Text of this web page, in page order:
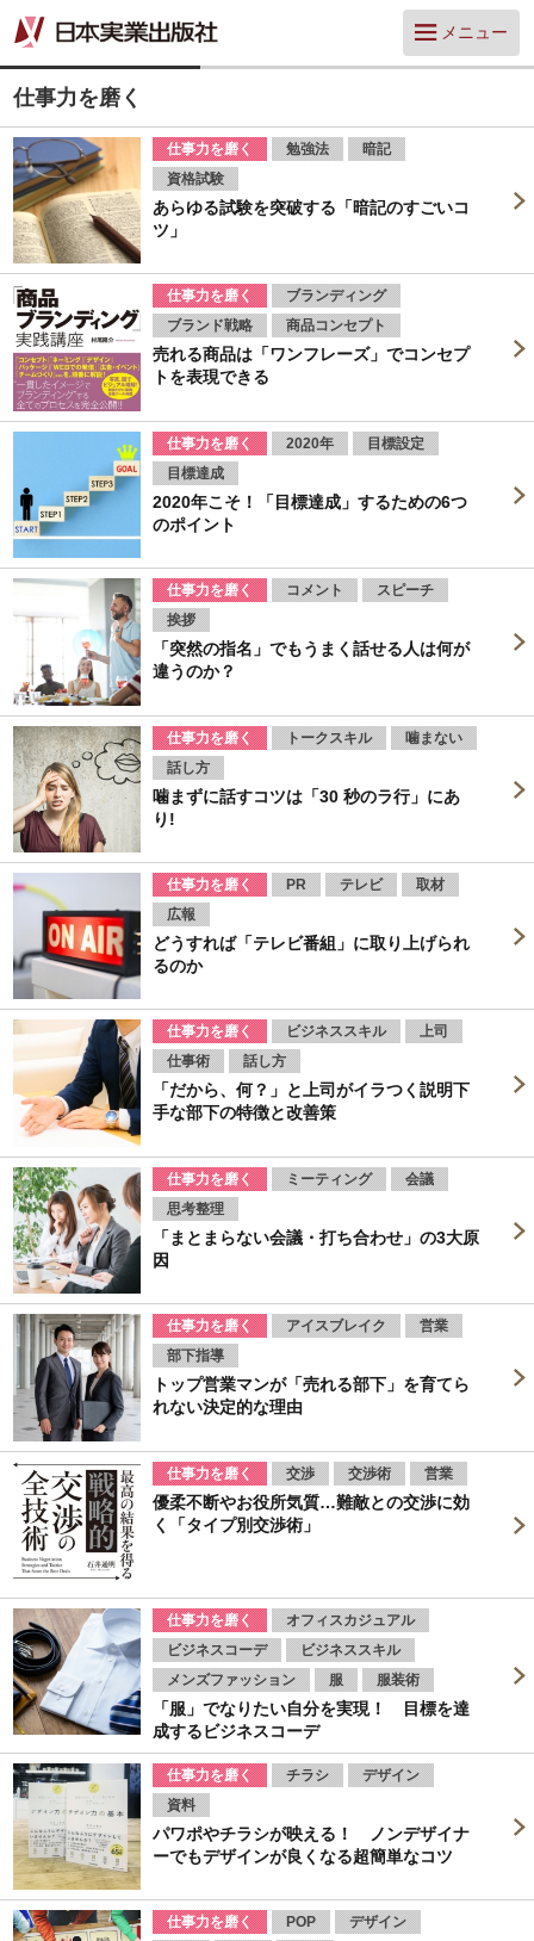
メニュー
仕事力を磨く
仕事力を磨く 勉強法
暗記
資格試験
あらゆる試験を突破する「暗記のすごいコ
ツ」
仕事力を磨く
ブランディング
ブランド戦略
商品コンセプト
売れる商品は「ワンフレーズ」でコンセプ
トを表現できる
仕事力を磨く 2020年
目標設定
目標達成
2020年こそ！「目標達成」するための6つ
のポイント
仕事力を磨く コメント
スピーチ
挨拶
「突然の指名」でもうまく話せる人は何が
違うのか？
仕事力を磨く トークスキル
噛まない
話し方
噛まずに話すコツは「30 秒のラ行」にあ
り!
仕事力を磨く PR テレビ
取材
広報
どうすれば「テレビ番組」に取り上げられ
るのか
仕事力を磨く ビジネススキル
上司
仕事術
話し方
「だから、何？」と上司がイラつく説明下
手な部下の特徴と改善策
仕事力を磨く ミーティング
会議
思考整理
「まとまらない会議・打ち合わせ」の3大原
因
仕事力を磨く アイスブレイク
営業
部下指導
トップ営業マンが「売れる部下」を育てら
れない決定的な理由
仕事力を磨く 交渉 交渉術 営業
優柔不断やお役所気質…難敵との交渉に効
く「タイプ別交渉術」
仕事力を磨く
オフィスカジュアル
ビジネスコーデ
ビジネススキル
メンズファッション
服 服装術
「服」でなりたい自分を実現！ 目標を達
成するビジネスコーデ
仕事力を磨く チラシ
デザイン
資料
パワポやチラシが映える！ ノンデザイナ
ーでもデザインが良くなる超簡単なコツ
仕事力を磨く POP
デザイン